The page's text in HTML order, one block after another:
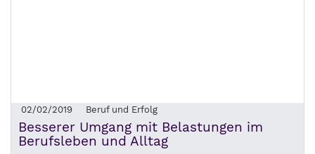
02/02/2019 Beruf und Erfolg
Besserer Umgang mit Belastungen im
Berufsleben und Alltag